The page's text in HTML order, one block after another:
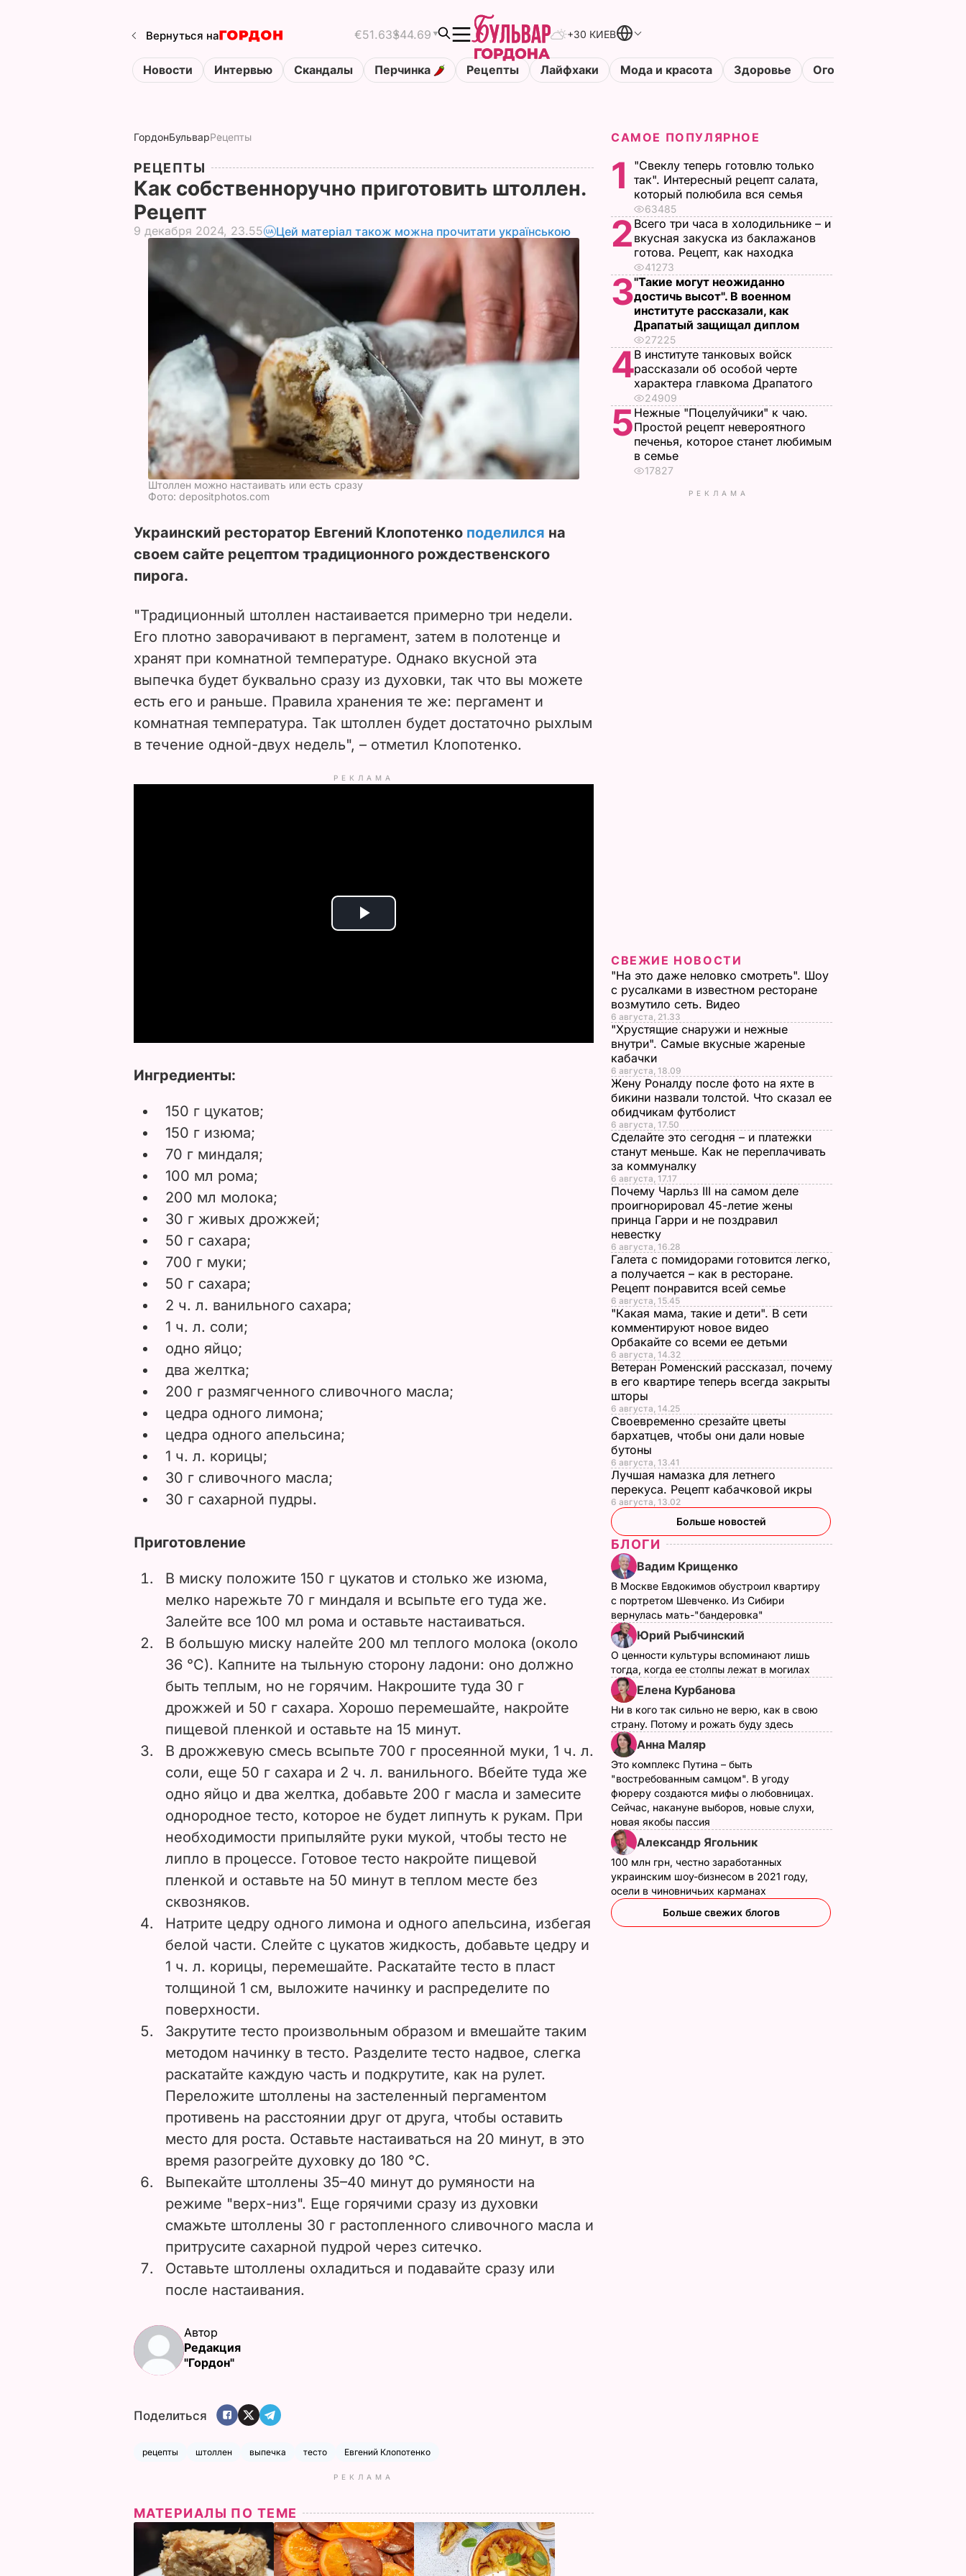
Вернуться на €51.63$44.69 +30 КИЕВ
Новости Интервью Скандалы Перчинка Рецепты Лайфхаки Мода и красота Здоровье Огороды
ГордонБульварРецепты
РЕЦЕПТЫ
Как собственноручно приготовить штоллен.
Рецепт
9 декабря 2024, 23.55 Цей матеріал також можна прочитати українською
Штоллен можно настаивать или есть сразу
Фото: depositphotos.com
Украинский ресторатор Евгений Клопотенко поделился на
своем сайте рецептом традиционного рождественского
пирога.
"Традиционный штоллен настаивается примерно три недели.
Его плотно заворачивают в пергамент, затем в полотенце и
хранят при комнатной температуре. Однако вкусной эта
выпечка будет буквально сразу из духовки, так что вы можете
есть его и раньше. Правила хранения те же: пергамент и
комнатная температура. Так штоллен будет достаточно рыхлым
в течение одной-двух недель", – отметил Клопотенко.
РЕКЛАМА
P
Ингредиенты:
150 г цукатов;
150 г изюма;
70 г миндаля;
100 мл рома;
200 мл молока;
30 г живых дрожжей;
50 г сахара;
700 г муки;
50 г сахара;
2 ч. л. ванильного сахара;
1 ч. л. соли;
одно яйцо;
два желтка;
200 г размягченного сливочного масла;
цедра одного лимона;
цедра одного апельсина;
1 ч. л. корицы;
30 г сливочного масла;
30 г сахарной пудры.
Приготовление
В миску положите 150 г цукатов и столько же изюма,
мелко нарежьте 70 г миндаля и всыпьте его туда же.
Залейте все 100 мл рома и оставьте настаиваться.
В большую миску налейте 200 мл теплого молока (около
36 °C). Капните на тыльную сторону ладони: оно должно
быть теплым, но не горячим. Накрошите туда 30 г
дрожжей и 50 г сахара. Хорошо перемешайте, накройте
пищевой пленкой и оставьте на 15 минут.
В дрожжевую смесь всыпьте 700 г просеянной муки, 1 ч. л.
соли, еще 50 г сахара и 2 ч. л. ванильного. Вбейте туда же
одно яйцо и два желтка, добавьте 200 г масла и замесите
однородное тесто, которое не будет липнуть к рукам. При
необходимости припыляйте руки мукой, чтобы тесто не
липло в процессе. Готовое тесто накройте пищевой
пленкой и оставьте на 50 минут в теплом месте без
сквозняков.
Натрите цедру одного лимона и одного апельсина, избегая
белой части. Слейте с цукатов жидкость, добавьте цедру и
1 ч. л. корицы, перемешайте. Раскатайте тесто в пласт
толщиной 1 см, выложите начинку и распределите по
поверхности.
Закрутите тесто произвольным образом и вмешайте таким
методом начинку в тесто. Разделите тесто надвое, слегка
раскатайте каждую часть и подкрутите, как на рулет.
Переложите штоллены на застеленный пергаментом
противень на расстоянии друг от друга, чтобы оставить
место для роста. Оставьте настаиваться на 20 минут, в это
время разогрейте духовку до 180 °C.
Выпекайте штоллены 35–40 минут до румяности на
режиме "верх-низ". Еще горячими сразу из духовки
смажьте штоллены 30 г растопленного сливочного масла и
притрусите сахарной пудрой через ситечко.
Оставьте штоллены охладиться и подавайте сразу или
после настаивания.
Автор
Редакция
"Гордон"
Поделиться
рецепты штоллен выпечка тесто Евгений Клопотенко
РЕКЛАМА
МАТЕРИАЛЫ ПО ТЕМЕ
САМОЕ ПОПУЛЯРНОЕ
1
"Свеклу теперь готовлю только
так". Интересный рецепт салата,
который полюбила вся семья
63485
2 Всего три часа в холодильнике – и
вкусная закуска из баклажанов
готова. Рецепт, как находка
41273
3"Такие могут неожиданно
достичь высот". В военном
институте рассказали, как
Драпатый защищал диплом
27225
4В институте танковых войск
рассказали об особой черте
характера главкома Драпатого
24909
5Нежные "Поцелуйчики" к чаю.
Простой рецепт невероятного
печенья, которое станет любимым
в семье
17827
РЕКЛАМА
СВЕЖИЕ НОВОСТИ
"На это даже неловко смотреть". Шоу
с русалками в известном ресторане
возмутило сеть. Видео
6 августа, 21.33
"Хрустящие снаружи и нежные
внутри". Самые вкусные жареные
кабачки
6 августа, 18.09
Жену Роналду после фото на яхте в
бикини назвали толстой. Что сказал ее
обидчикам футболист
6 августа, 17.50
Сделайте это сегодня – и платежки
станут меньше. Как не переплачивать
за коммуналку
6 августа, 17.17
Почему Чарльз III на самом деле
проигнорировал 45-летие жены
принца Гарри и не поздравил
невестку
6 августа, 16.28
Галета с помидорами готовится легко,
а получается – как в ресторане.
Рецепт понравится всей семье
6 августа, 15.45
"Какая мама, такие и дети". В сети
комментируют новое видео
Орбакайте со всеми ее детьми
6 августа, 14.32
Ветеран Роменский рассказал, почему
в его квартире теперь всегда закрыты
шторы
6 августа, 14.25
Своевременно срезайте цветы
бархатцев, чтобы они дали новые
бутоны
6 августа, 13.41
Лучшая намазка для летнего
перекуса. Рецепт кабачковой икры
6 августа, 13.02
Больше новостей
БЛОГИ
Вадим Крищенко
В Москве Евдокимов обустроил квартиру
с портретом Шевченко. Из Сибири
вернулась мать-"бандеровка"
Юрий Рыбчинский
О ценности культуры вспоминают лишь
тогда, когда ее столпы лежат в могилах
Елена Курбанова
Ни в кого так сильно не верю, как в свою
страну. Потому и рожать буду здесь
Анна Маляр
Это комплекс Путина – быть
"востребованным самцом". В угоду
фюреру создаются мифы о любовницах.
Сейчас, накануне выборов, новые слухи,
новая якобы пассия
Александр Ягольник
100 млн грн, честно заработанных
украинским шоу-бизнесом в 2021 году,
осели в чиновничьих карманах
Больше свежих блогов